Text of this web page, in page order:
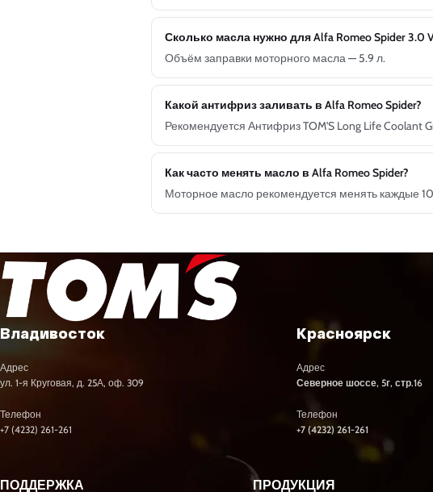
Сколько масла нужно для Alfa Romeo Spider 3.0
Объём заправки моторного масла — 5.9 л.
Какой антифриз заливать в Alfa Romeo Spider?
Рекомендуется Антифриз TOM'S Long Life Coolant
Как часто менять масло в Alfa Romeo Spider?
Моторное масло рекомендуется менять каждые
Владивосток
Адрес
ул. 1-я Круговая, д. 25А, оф. 309
Телефон
+7 (4232) 261-261
Красноярск
Адрес
Северное шоссе, 5г, стр.16
Телефон
+7 (4232) 261-261
ПОДДЕРЖКА ПРОДУКЦИЯ